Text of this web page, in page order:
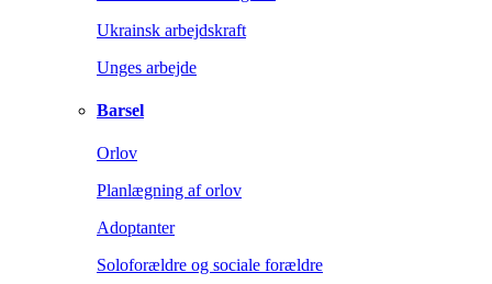
Ukrainsk arbejdskraft
Unges arbejde
Barsel
Orlov
Planlægning af orlov
Adoptanter
Soloforældre og sociale forældre